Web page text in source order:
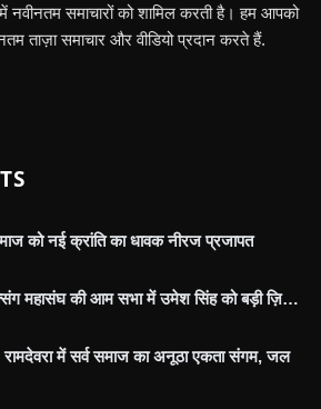
समाचारों को शामिल करती है। हम आपको
ताज़ा समाचार और वीडियो प्रदान करते हैं.
को नई क्रांति का धावक नीरज प्रजापत
महासंघ की आम सभा में उमेश सिंह को बड़ी ज़ि…
रामदेवरा में सर्व समाज का अनूठा एकता संगम, जल